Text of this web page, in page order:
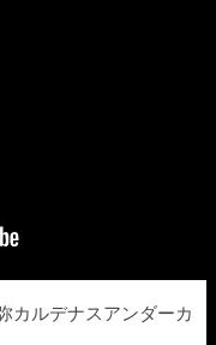
カルデナスアンダーカ